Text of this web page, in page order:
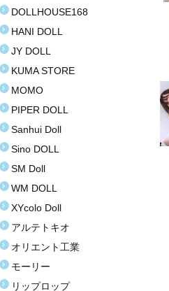
DOLLHOUSE168
HANI DOLL
JY DOLL
KUMA STORE
MOMO
PIPER DOLL
Sanhui Doll
Sino DOLL
SM Doll
WM DOLL
XYcolo Doll
アルテトキオ
オリエント工業
モーリー
リップロップ